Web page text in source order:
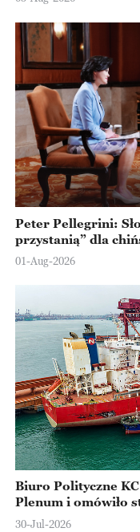
Peter Pellegrini:
przystanią” dla
Europejskiej
01-Aug-2026
Biuro Polityczne KC
Plenum i omówiło
30-Jul-2026